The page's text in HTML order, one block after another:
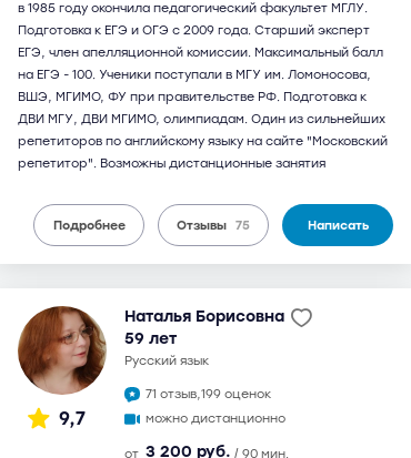
в 1985 году окончила педагогический факультет МГЛУ.
Подготовка к ЕГЭ и ОГЭ с 2009 года. Старший эксперт
ЕГЭ, член апелляционной комиссии. Максимальный балл
на ЕГЭ - 100. Ученики поступали в МГУ им. Ломоносова,
ВШЭ, МГИМО, ФУ при правительстве РФ. Подготовка к
ДВИ МГУ, ДВИ МГИМО, олимпиадам. Один из сильнейших
репетиторов по английскому языку на сайте "Московский
репетитор". Возможны дистанционные занятия
Подробнее Отзывы 75 Написать
9,7
Наталья Борисовна
59 лет
русский язык
71 отзыв,199 оценок
можно дистанционно
от 3 200 руб. / 90 мин.